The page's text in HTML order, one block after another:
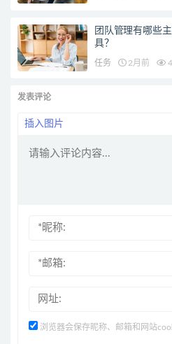
团队管理有哪些
具？
任务 2月前
发表评论
插入图片
浏览器会保存昵称、邮箱和网站